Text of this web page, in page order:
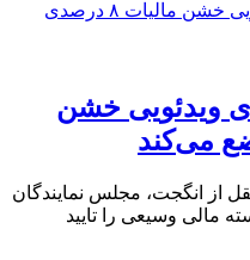
ویدئویی خشن
از انگجت، مجلس نمایندگان
مالی وسیعی را تایید